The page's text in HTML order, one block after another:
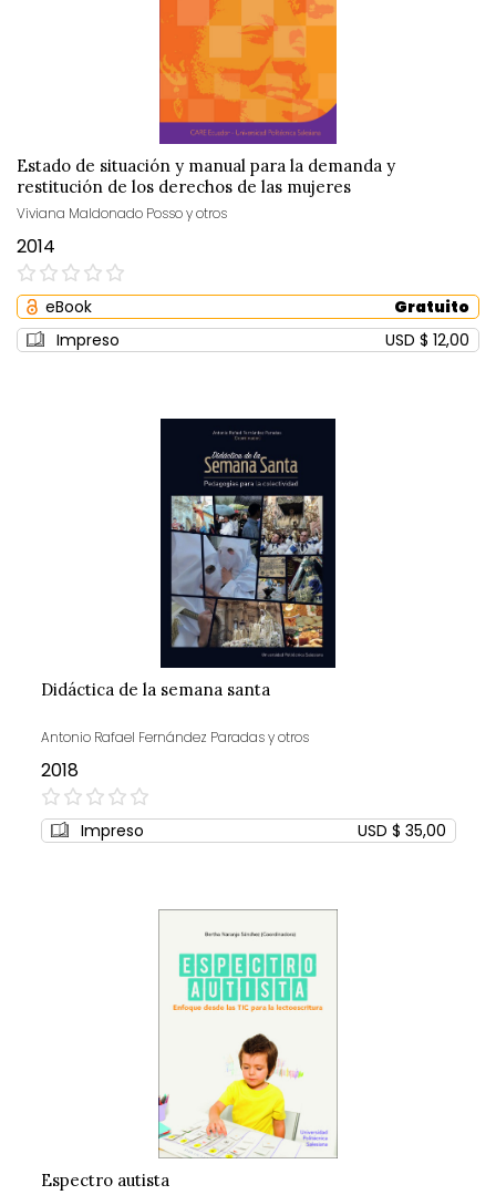
Estado de situación y manual para la demanda y
restitución de los derechos de las mujeres
Viviana Maldonado Posso y otros
2014
0%
eBook
Gratuito
Impreso
USD $ 12,00
Didáctica de la semana santa
Antonio Rafael Fernández Paradas y otros
2018
0%
Impreso USD $ 35,00
Espectro autista